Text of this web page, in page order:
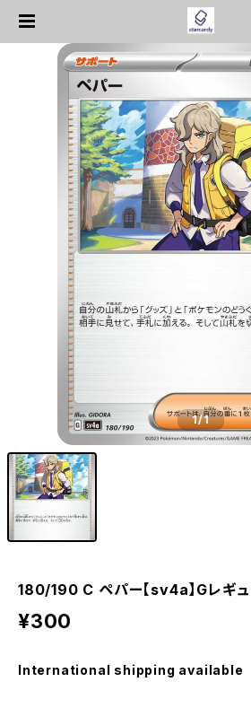
1/1
180/190 C ペパー【sv4a】Gレギュ
¥300
International shipping available